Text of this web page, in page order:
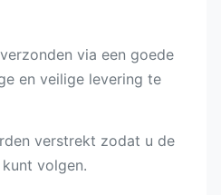
via een goede
en veilige levering te
verstrekt zodat u de
volgen.